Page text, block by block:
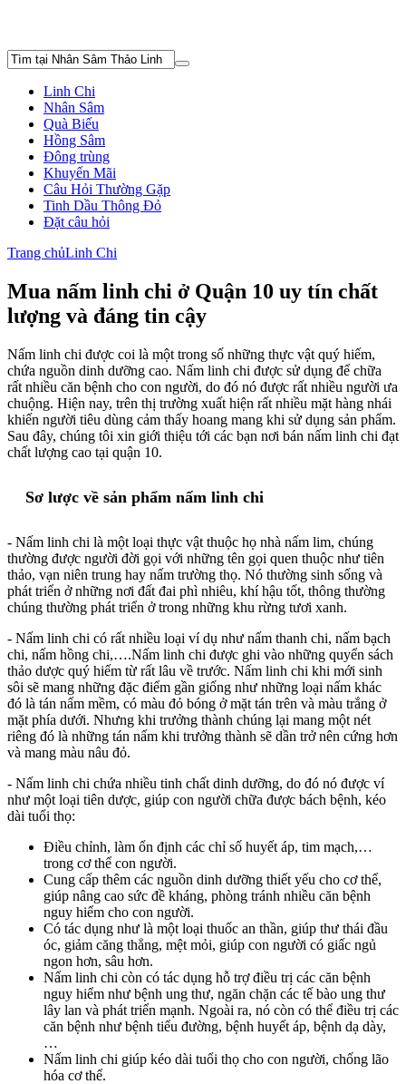
Linh Chi
Nhân Sâm
Quà Biếu
Hồng Sâm
Đông trùng
Khuyến Mãi
Câu Hỏi Thường Gặp
Tinh Dầu Thông Đỏ
Đặt câu hỏi
Trang chủLinh Chi
Mua nấm linh chi ở Quận 10 uy tín chất
lượng và đáng tin cậy
Nấm linh chi được coi là một trong số những thực vật quý hiếm,
chứa nguồn dinh dưỡng cao. Nấm linh chi được sử dụng để chữa
rất nhiều căn bệnh cho con người, do đó nó được rất nhiều người ưa
chuộng. Hiện nay, trên thị trường xuất hiện rất nhiều mặt hàng nhái
khiến người tiêu dùng cảm thấy hoang mang khi sử dụng sản phẩm.
Sau đây, chúng tôi xin giới thiệu tới các bạn nơi bán nấm linh chi đạt
chất lượng cao tại quận 10.
Sơ lược về sản phẩm nấm linh chi
- Nấm linh chi là một loại thực vật thuộc họ nhà nấm lim, chúng
thường được người đời gọi với những tên gọi quen thuộc như tiên
thảo, vạn niên trung hay nấm trường thọ. Nó thường sinh sống và
phát triển ở những nơi đất đai phì nhiêu, khí hậu tốt, thông thường
chúng thường phát triển ở trong những khu rừng tươi xanh.
- Nấm linh chi có rất nhiều loại ví dụ như nấm thanh chi, nấm bạch
chi, nấm hồng chi,….Nấm linh chi được ghi vào những quyển sách
thảo dược quý hiếm từ rất lâu về trước. Nấm linh chi khi mới sinh
sôi sẽ mang những đặc điểm gần giống như những loại nấm khác
đó là tán nấm mềm, có màu đỏ bóng ở mặt tán trên và màu trắng ở
mặt phía dưới. Nhưng khi trưởng thành chúng lại mang một nét
riêng đó là những tán nấm khi trưởng thành sẽ dần trở nên cứng hơn
và mang màu nâu đỏ.
- Nấm linh chi chứa nhiều tinh chất dinh dưỡng, do đó nó được ví
như một loại tiên dược, giúp con người chữa được bách bệnh, kéo
dài tuổi thọ:
Điều chỉnh, làm ổn định các chỉ số huyết áp, tim mạch,…
trong cơ thể con người.
Cung cấp thêm các nguồn dinh dưỡng thiết yếu cho cơ thể,
giúp nâng cao sức đề kháng, phòng tránh nhiều căn bệnh
nguy hiểm cho con người.
Có tác dụng như là một loại thuốc an thần, giúp thư thái đầu
óc, giảm căng thẳng, mệt mỏi, giúp con người có giấc ngủ
ngon hơn, sâu hơn.
Nấm linh chi còn có tác dụng hỗ trợ điều trị các căn bệnh
nguy hiểm như bệnh ung thư, ngăn chặn các tế bào ung thư
lây lan và phát triển mạnh. Ngoài ra, nó còn có thể điều trị các
căn bệnh như bệnh tiểu đường, bệnh huyết áp, bệnh dạ dày,
…
Nấm linh chi giúp kéo dài tuổi thọ cho con người, chống lão
hóa cơ thể.